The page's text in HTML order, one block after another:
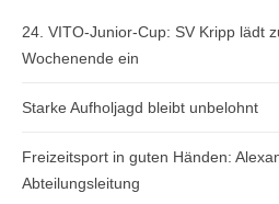
24. VITO-Junior-Cup: SV Kripp lädt
Wochenende ein
Starke Aufholjagd bleibt unbelohnt
Freizeitsport in guten Händen:
Abteilungsleitung